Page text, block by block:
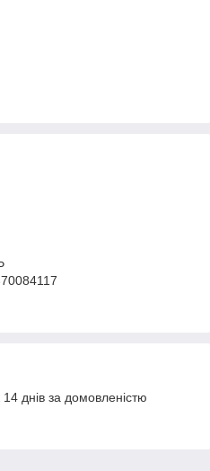
днів за домовленістю